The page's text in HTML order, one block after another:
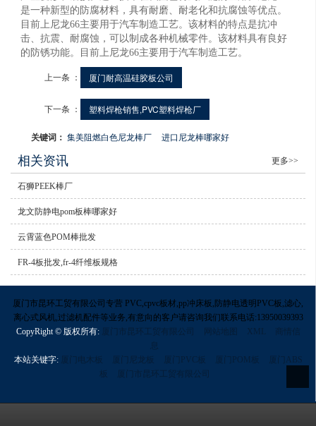
是一种新型的防腐材料，具有耐磨、耐老化和抗腐蚀等优点。
目前上尼龙66主要用于汽车制造工艺。该材料的特点是抗冲
击、抗震、耐腐蚀，可以制成各种机械零件。该材料具有良好
的防锈功能。目前上尼龙66主要用于汽车制造工艺。
上一条 ： 厦门耐高温硅胶板公司
下一条 ： 塑料焊枪销售,PVC塑料焊枪厂
关键词：集美阻燃白色尼龙棒厂 进口尼龙棒哪家好
相关资讯 更多>>
石狮PEEK棒厂
龙文防静电pom板棒哪家好
云霄蓝色POM棒批发
FR-4板批发,fr-4纤维板规格
厦门市昆环工贸有限公司专营 PVC,cpvc板材,pp冲床板,防静电透明PVC板,滤心,
离心式风机,过滤机配件等业务,有意向的客户请咨询我们联系电话:13950039393
CopyRight © 版权所有: 厦门市昆环工贸有限公司 网站地图 XML
商情信
息
本站关键字: 厦门电木板 厦门尼龙板 厦门PVC板 厦门POM板
厦门ABS
板
厦门市昆环工贸有限公司